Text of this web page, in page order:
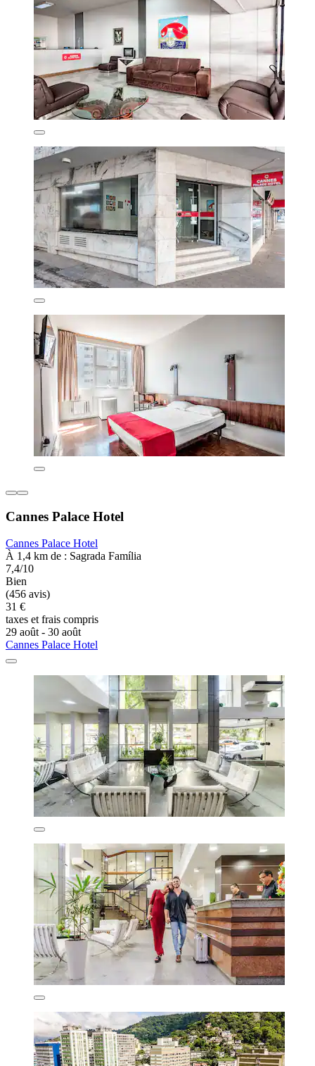
Cannes Palace Hotel
Cannes Palace Hotel
À 1,4 km de : Sagrada Família
7,4/10
Bien
(456 avis)
31 €
taxes et frais compris
29 août - 30 août
Cannes Palace Hotel